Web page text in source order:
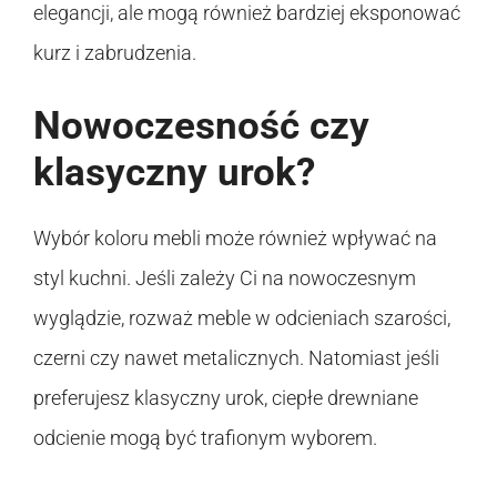
elegancji, ale mogą również bardziej eksponować
kurz i zabrudzenia.
Nowoczesność czy
klasyczny urok?
Wybór koloru mebli może również wpływać na
styl kuchni. Jeśli zależy Ci na nowoczesnym
wyglądzie, rozważ meble w odcieniach szarości,
czerni czy nawet metalicznych. Natomiast jeśli
preferujesz klasyczny urok, ciepłe drewniane
odcienie mogą być trafionym wyborem.